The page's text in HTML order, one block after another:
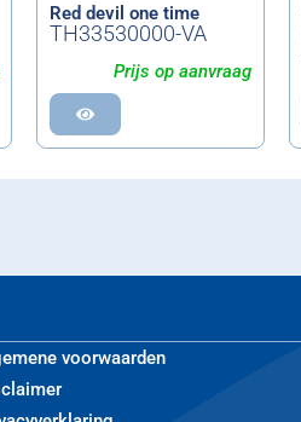
Red devil one time
TH33530000-VA
Prijs op aanvraag
voorwaarden